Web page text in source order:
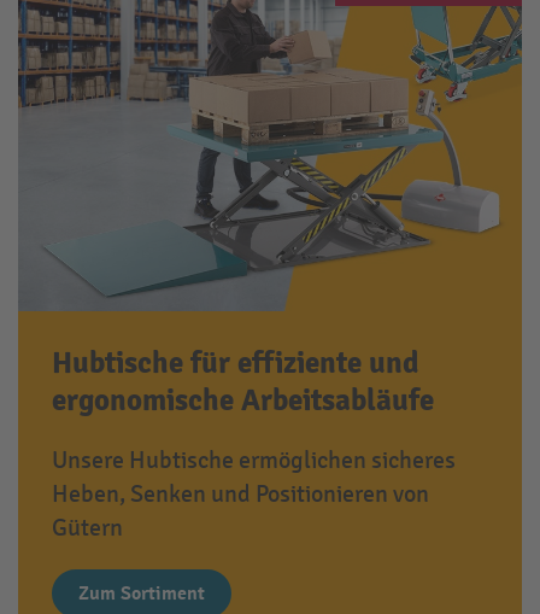
Hubtische für effiziente und
ergonomische Arbeitsabläufe
Unsere Hubtische ermöglichen sicheres
Heben, Senken und Positionieren von
Gütern
Zum Sortiment